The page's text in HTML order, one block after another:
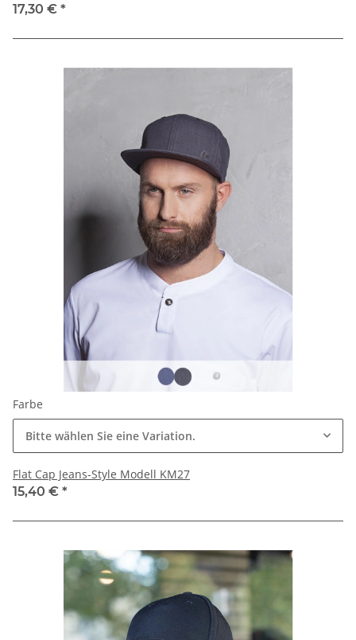
17,30 € *
Farbe
Bitte wählen Sie eine Variation.
Flat Cap Jeans-Style Modell KM27
15,40 € *